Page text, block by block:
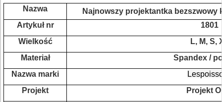
Nazwa
Najnowszy projektantka
Artykuł nr
1801
Wielkość
L, M, S,
Materiał
Spandex /
Nazwa marki
Projekt
Projekt